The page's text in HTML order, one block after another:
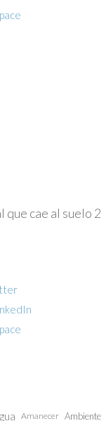
cae al suelo 2
Amanecer Ambiente